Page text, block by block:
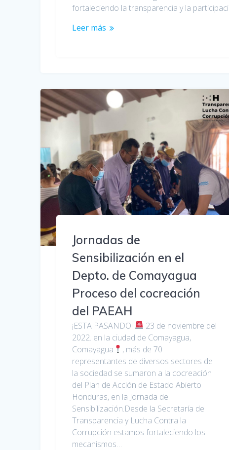
fortaleciendo la transparencia y la
Leer más
Jornadas de
Sensibilización en el
Depto. de Comayagua
Proceso del cocreación
del PAEAH
¡ESTA PASANDO!
23 de noviembre del
2022. en la ciudad de Comayagua,
Comayagua
, más de 70
representantes de diversos sectores de
la sociedad se sumaron a la cocreación
del Plan de Acción de Estado Abierto
Honduras, en la Jornada de
Sensibilización.Desde la Secretaría de
Transparencia y Lucha Contra la
Corrupción estamos fortaleciendo los
mecanismos…